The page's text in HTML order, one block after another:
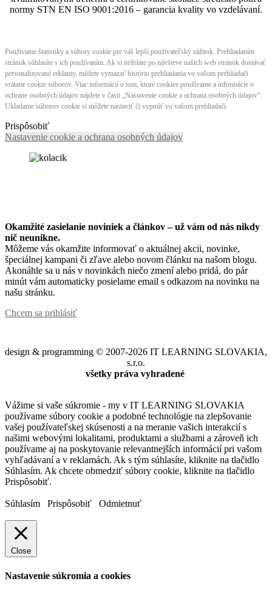
normy STN EN ISO 9001:2016 – garancia kvality vo vzdelávaní.
Používame štatistiky a súbory cookie pre váš lepší používateľský zážitok. Prehliadaním
stránok súhlasíte s ich používaním. Ak si neželáte po návšteve našich web stránok dostávať
personalizované reklamy, môžete vymazať históriu prehliadania vo vašom prehliadači
vrátane cookie súborov. Viac informácií o tom, ktoré cookies používame a informácie o
ochrane osobných údajov nájdete v časti „Nastavenie cookie a ochrana osobných údajov“.
Ukladanie súborov cookie si môžete nastaviť či vypnúť vo vašom prehliadači.
Prispôsobiť
Nastavenie cookie a ochrana osobných údajov
Okamžité zasielanie noviniek a článkov – už vám od nás nikdy
nič neunikne.
Môžeme vás okamžite informovať o aktuálnej akcii, novinke,
špeciálnej kampani či zľave alebo novom článku na našom blogu.
Akonáhle sa u nás v novinkách niečo zmení alebo pridá, do pár
minút vám automaticky posielame email s odkazom na novinku na
našu stránku.
Chcem sa prihlásiť
design & programming © 2007-2026 IT LEARNING SLOVAKIA,
s.r.o.
všetky práva vyhradené
Vážime si vaše súkromie - my v IT LEARNING SLOVAKIA
používame súbory cookie a podobné technológie na zlepšovanie
vašej používateľskej skúsenosti a na meranie vašich interakcií s
našimi webovými lokalitami, produktami a službami a zároveň ich
používame aj na poskytovanie relevantnejších informácií pri vašom
vyhľadávaní a v reklamách. Ak s tým súhlasíte, kliknite na tlačidlo
Súhlasím. Ak chcete obmedziť súbory cookie, kliknite na tlačidlo
Prispôsobiť.
Súhlasím Prispôsobiť Odmietnuť
Close
Nastavenie súkromia a cookies